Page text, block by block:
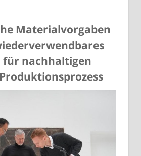
Materialvorgaben
für nachhaltigen